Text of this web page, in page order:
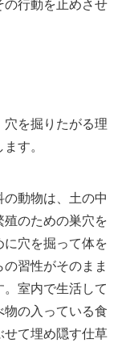
を掘りたがる理
す。
動物は、土の中
のための巣穴を
穴を掘って体を
習性がそのまま
室内で生活して
の入っている食
て埋め隠す仕草